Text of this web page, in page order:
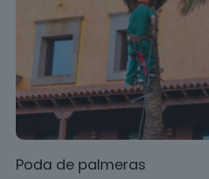
Poda de palmeras